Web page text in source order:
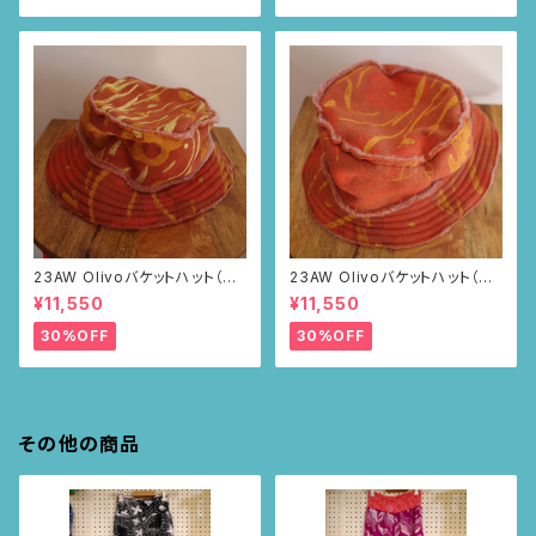
23AW Olivoバケットハット（ブ
ラウン・ポピー柄）
¥11,550
30%OFF
23AW Olivoバケットハット（ブ
ラウン・ポピー柄）
¥11,550
30%OFF
その他の商品